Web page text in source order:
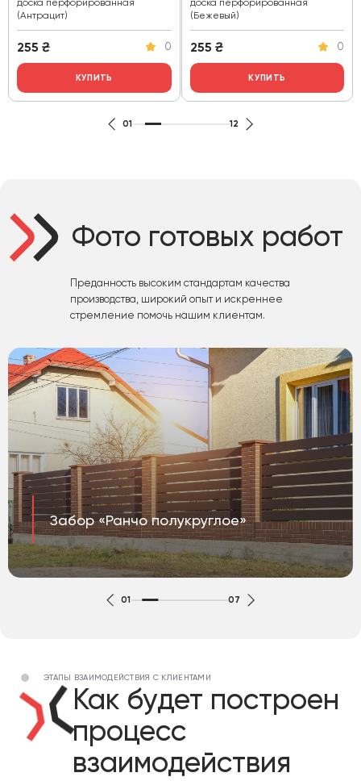
(Антрацит)
255 ₴ 0
КУПИТЬ
(Бежевый)
255 ₴ 0
КУПИТЬ
01 12
Фото готовых работ
Преданность высоким стандартам качества
производства, широкий опыт и искреннее
стремление помочь нашим клиентам.
Забор «Ранчо полукруглое»
01 07
ЭТАПЫ ВЗАИМОДЕЙСТВИЯ С КЛИЕНТАМИ
Как будет построен
процесс
взаимодействия